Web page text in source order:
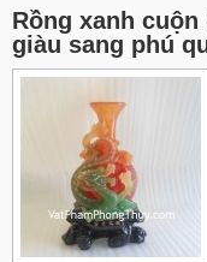
Rồng xanh
giàu sang phú